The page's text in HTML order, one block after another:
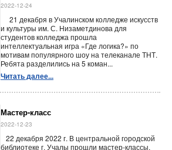
2022-12-24
21 декабря в Учалинском колледже искусств
и культуры им. С. Низаметдинова для
студентов колледжа прошла
интеллектуальная игра «Где логика?» по
мотивам популярного шоу на телеканале ТНТ.
Ребята разделились на 5 коман...
Читать далее...
Мастер-класс
2022-12-23
22 декабря 2022 г. В центральной городской
библиотеке г. Учалы прошли мастер-классы,